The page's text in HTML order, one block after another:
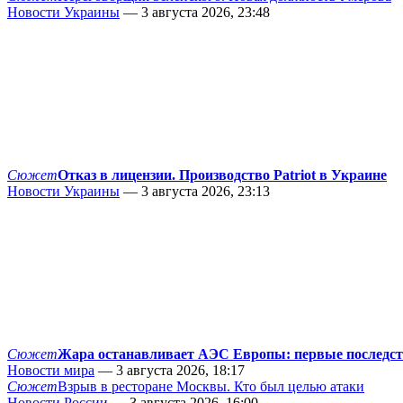
Новости Украины — 3 августа 2026, 23:48
СюжетОтказ в лицензии. Производство Patriot в Украине
Новости Украины — 3 августа 2026, 23:13
СюжетЖара останавливает АЭС Европы: первые
Новости мира — 3 августа 2026, 18:17
СюжетВзрыв в ресторане Москвы. Кто был целью атаки